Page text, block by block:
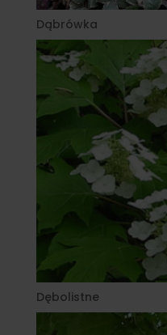
Dąbrówka
Dębolistne